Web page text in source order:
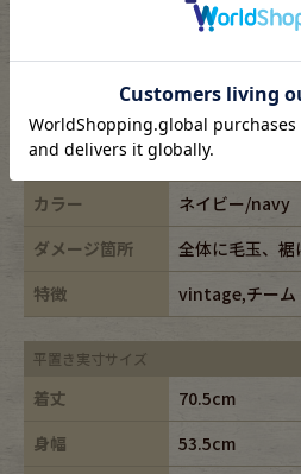
XL
ブランド
JERZEES/ジャ
素材
年代
-
カラー
ネイビー/navy
ダメージ箇所
全体に毛玉、
特徴
vintage,チーム
平置き実寸サイズ
着丈
70.5cm
身幅
53.5cm